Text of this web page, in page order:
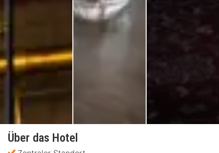
Über das Hotel